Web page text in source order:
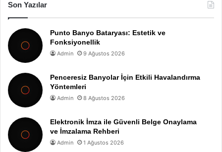
Son Yazılar
Punto Banyo Bataryası: Estetik ve
Fonksiyonellik
Admin 9 Ağustos 2026
Penceresiz Banyolar İçin Etkili Havalandırma
Yöntemleri
Admin 8 Ağustos 2026
Elektronik İmza ile Güvenli Belge Onaylama
ve İmzalama Rehberi
Admin 1 Ağustos 2026